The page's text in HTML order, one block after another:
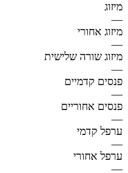
מיזוג
—
מיזוג אחורי
—
מיזוג שורה שלישית
—
פנסים קדמיים
—
פנסים אחוריים
—
ערפל קדמי
—
ערפל אחורי
—